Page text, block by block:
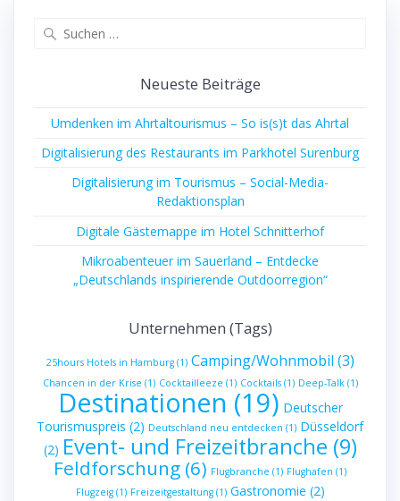
Neueste Beiträge
Umdenken im Ahrtaltourismus – So is(s)t das Ahrtal
Digitalisierung des Restaurants im Parkhotel Surenburg
Digitalisierung im Tourismus – Social-Media-
Redaktionsplan
Digitale Gästemappe im Hotel Schnitterhof
Mikroabenteuer im Sauerland – Entdecke
„Deutschlands inspirierende Outdoorregion“
Unternehmen (Tags)
25hours Hotels in Hamburg(1) Camping/Wohnmobil(3)
Chancen in der Krise (1) Cocktailleeze (1) Cocktails(1) Deep-Talk(1)
Destinationen (19) Deutscher
Tourismuspreis (2) Deutschland neu entdecken (1) Düsseldorf
(2) Event- und Freizeitbranche (9)
Feldforschung (6) Flugbranche (1) Flughafen (1)
Flugzeig(1) Freizeitgestaltung(1) Gastronomie (2)